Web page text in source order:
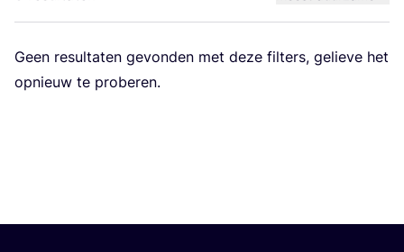
Prijs (laag - hoog)
Geen resul­ta­ten gevon­den met deze fil­ters, gelie­ve het
opnieuw te proberen.